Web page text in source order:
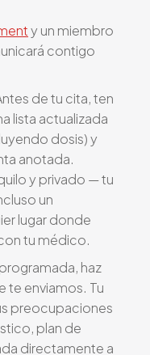
y un miembro
contigo
de tu cita, ten
lista actualizada
dosis) y
anotada.
y privado — tu
un
lugar donde
tu médico.
haz
te enviamos. Tu
preocupaciones
plan de
directamente a